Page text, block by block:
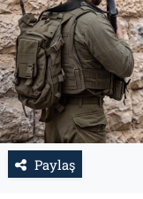
Paylaş